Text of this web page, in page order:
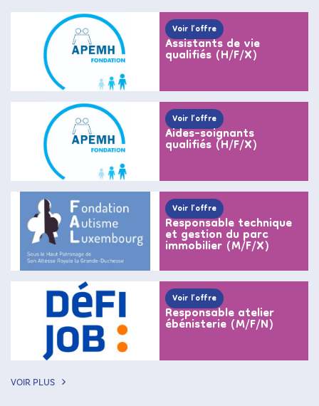
Voir l’offre
Assistants de vie
qualifiés (H/F/X)
Voir l’offre
Aides-soignants
qualifiés (H/F/X)
Voir l’offre
Responsable technique
et gestion du parc
immobilier (M/F/X)
Voir l’offre
Responsable atelier
ébénisterie (M/F/N)
VOIR PLUS